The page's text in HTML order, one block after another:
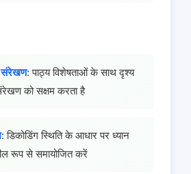
संरेखण: पाठ्य विशेषताओं के साथ दृश्य
को सक्षम करता है
: डिकोडिंग स्थिति के आधार पर ध्यान
रूप से समायोजित करें